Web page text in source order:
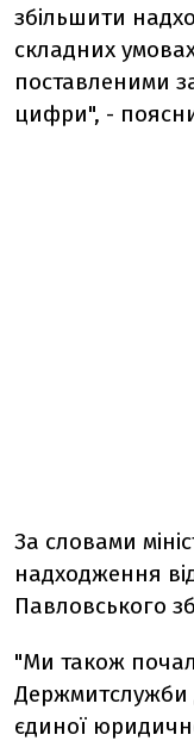
збільшити
складних
поставленими
цифри", -
За словами
надходження
Павловського
"Ми також
Держмитслужби
єдиної